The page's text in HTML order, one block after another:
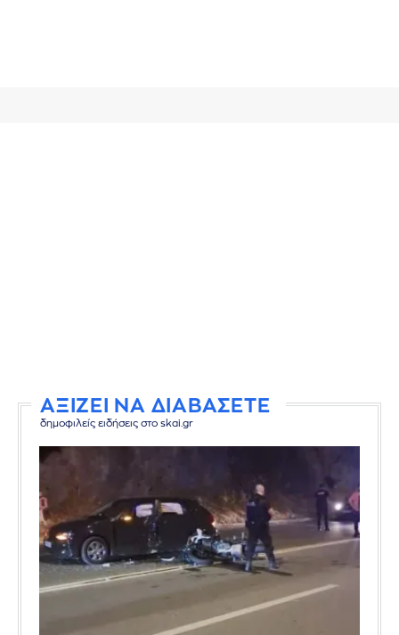
ΑΞΙΖΕΙ ΝΑ ΔΙΑΒΑΣΕΤΕ
δημοφιλείς ειδήσεις στο skai.gr